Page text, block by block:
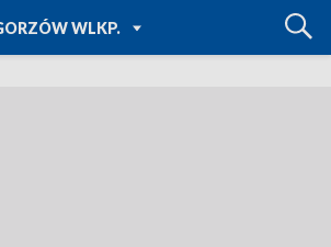
WLKP.
TVP REGIONY